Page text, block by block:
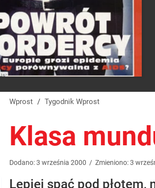
Wprost / Tygodnik Wprost
Klasa
Dodano:3 września 2000 / Zmieniono:3
Lepiej spać pod płotem,